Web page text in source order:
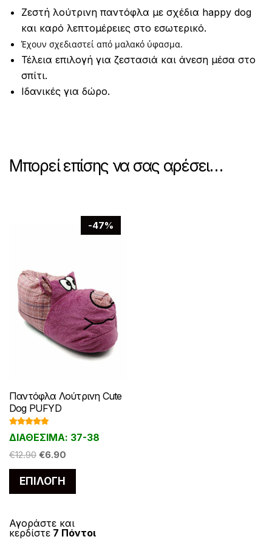
Ζεστή λούτρινη παντόφλα με σχέδια happy dog
και καρό λεπτομέρειες στο εσωτερικό.
Έχουν σχεδιαστεί από μαλακό ύφασμα.
Τέλεια επιλογή για ζεστασιά και άνεση μέσα στο
σπίτι.
Ιδανικές για δώρο.
Μπορεί επίσης να σας αρέσει…
-47%
Παντόφλα Λούτρινη Cute
Dog PUFYD
Βαθμολογ
ήθηκε με
ΔΙΑΘΕΣΙΜΑ: 37-38
€12.90 Original
price
was:
€12.90.
€6.90
τρέχουσα
είναι:
ΕΠΙΛΟΓΉ
το
πολλαπλές
Αγοράστε και
κερδίστε 7 Πόντοι